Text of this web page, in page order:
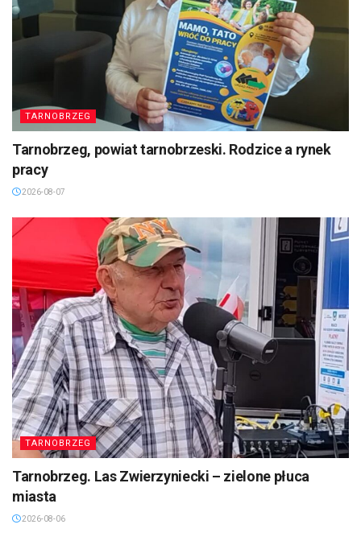
TARNOBRZEG
Tarnobrzeg, powiat tarnobrzeski. Rodzice a rynek
pracy
2026-08-07
TARNOBRZEG
Tarnobrzeg. Las Zwierzyniecki – zielone płuca
miasta
2026-08-06